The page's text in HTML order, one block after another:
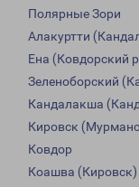
Полярные Зори
Алакуртти
Ена (Ковдорский
Зеленоборский
Кандалакша
Кировск
Ковдор
Коашва (Кировск)